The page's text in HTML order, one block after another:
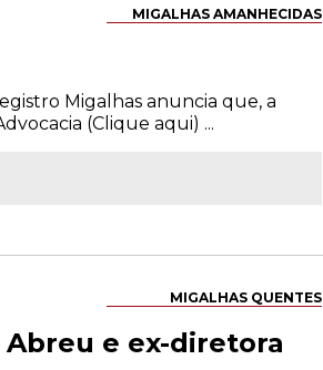
MIGALHAS AMANHECIDAS
Migalhas anuncia que, a
(Clique aqui) ...
MIGALHAS QUENTES
e ex-diretora